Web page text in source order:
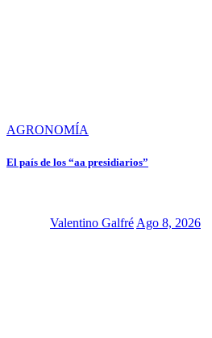
AGRONOMÍA
El país de los “aa presidiarios”
Valentino Galfré Ago 8, 2026